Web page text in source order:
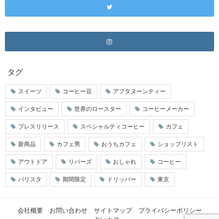
タグ
スイーツ コーヒー豆 アフタヌーンティー
インタビュー 世界のロースター コーヒーメーカー
プレスリリース スペシャルティコーヒー カフェ
新商品 カフェ男 おうちカフェ ショップリスト
アウトドア リバーズ おしゃれ コーヒー
バリスタ 期間限定 ドリッパー 東京
会社概要 お問い合わせ サイトマップ
プライバシーポリシー